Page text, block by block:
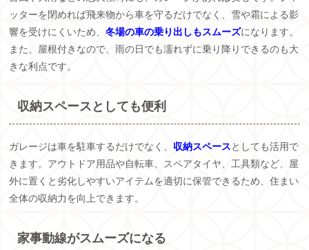
ッターを閉めれば飛来物から車を守るだけでなく、雪や霜による影
響を受けにくいため、冬場の車の乗り出しもスムーズになります。
また、屋根付きなので、雨の日でも濡れずに乗り降りできるのも大
きな利点です。
収納スペースとしても便利
ガレージは車を駐車するだけでなく、 収納スペースとしても活用で
きます。アウトドア用品や自転車、スペアタイヤ、工具類など、屋
外に置くと劣化しやすいアイテムを適切に保管できるため、住まい
全体の収納力を向上できます。
家事動線がスムーズになる